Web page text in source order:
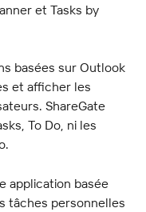
et Tasks by
basées sur Outlook
et afficher les
ShareGate
To Do, ni les
application basée
tâches personnelles